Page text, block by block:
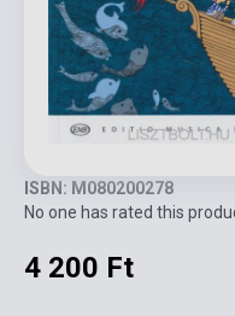
ISBN: M080200278
No one has rated this
4 200 Ft